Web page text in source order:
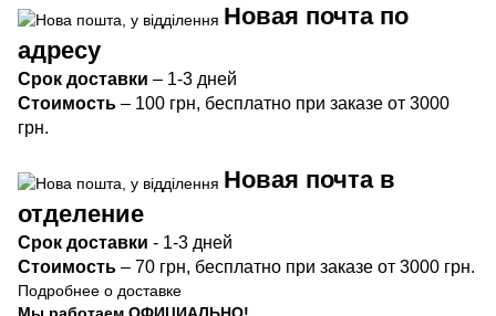
Новая почта по
адресу
Срок доставки – 1-3 дней
Стоимость – 100 грн, бесплатно при заказе от 3000
грн.
Новая почта в
отделение
Срок доставки - 1-3 дней
Стоимость – 70 грн, бесплатно при заказе от 3000 грн.
Подробнее о доставке
Мы работаем ОФИЦИАЛЬНО!